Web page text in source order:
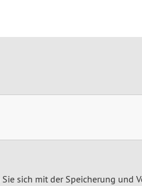
sich mit der Speicherung und